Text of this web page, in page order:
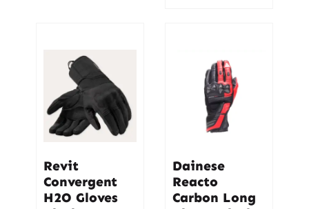
Revit
Convergent
H2O Gloves
Dainese
Reacto
Carbon Long